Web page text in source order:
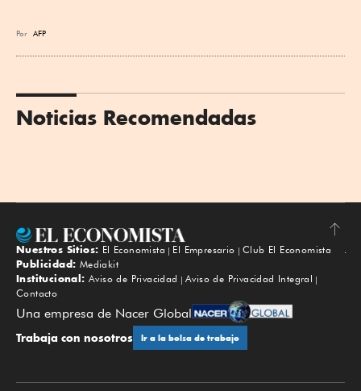
Por AFP
Noticias Recomendadas
Subir
Nuestros Sitios: El Economista El Empresario
Club El Economista
Publicidad: Mediakit
Institucional: Aviso de Privacidad
Aviso de Privacidad Integral
Contacto
Una empresa de Nacer Global
Trabaja con nosotros Ir a la bolsa de trabajo